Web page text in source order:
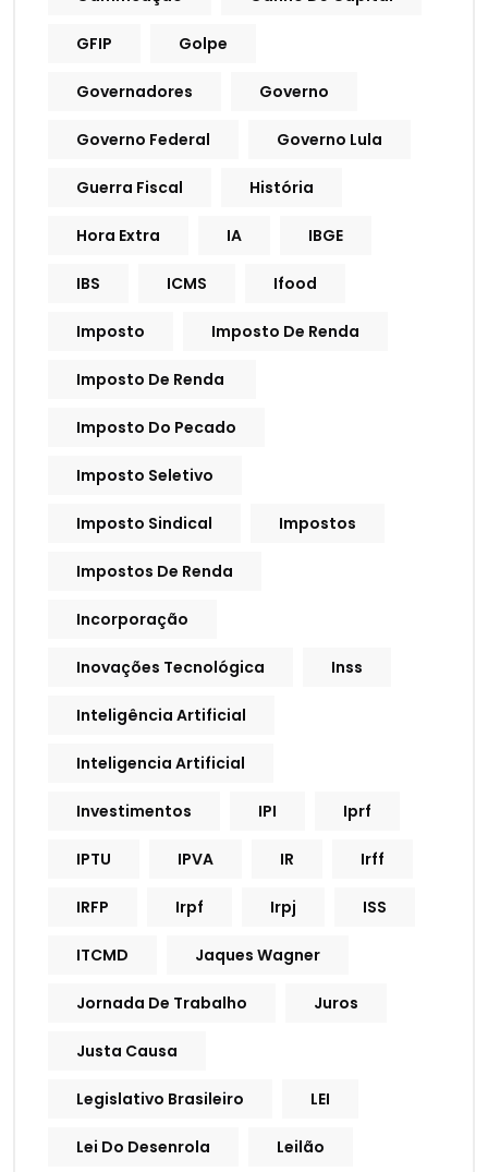
GFIP Golpe
Governadores Governo
Governo Federal Governo Lula
Guerra Fiscal História
Hora Extra IA IBGE
IBS ICMS Ifood
Imposto Imposto De Renda
Imposto De Renda
Imposto Do Pecado
Imposto Seletivo
Imposto Sindical Impostos
Impostos De Renda
Incorporação
Inovações Tecnológica Inss
Inteligência Artificial
Inteligencia Artificial
Investimentos IPI Iprf
IPTU IPVA IR Irff
IRFP Irpf Irpj ISS
ITCMD Jaques Wagner
Jornada De Trabalho Juros
Justa Causa
Legislativo Brasileiro LEI
Lei Do Desenrola Leilão